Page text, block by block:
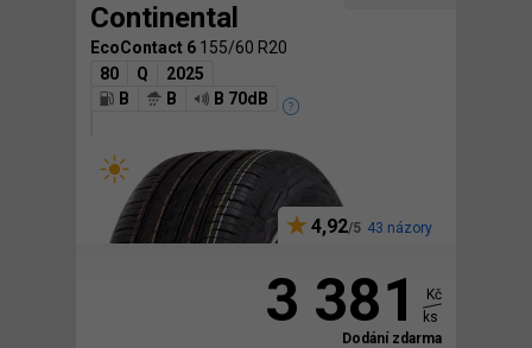
Continental
EcoContact 6 155/60 R20
80
Q
2025
B
B B 70dB
4,92 43 názory
3 381
Kč
ks
Dodání zdarma